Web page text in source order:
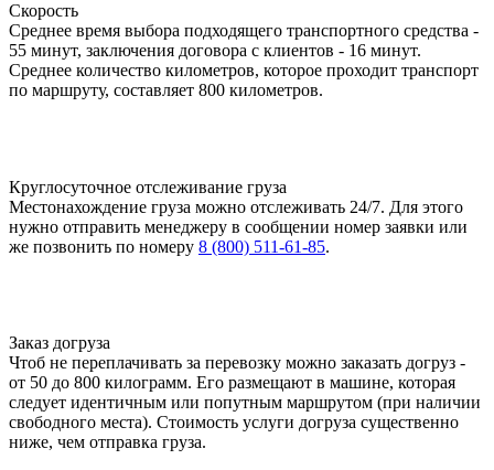
Скорость
Среднее время выбора подходящего транспортного средства -
55 минут, заключения договора с клиентов - 16 минут.
Среднее количество километров, которое проходит транспорт
по маршруту, составляет 800 километров.
Круглосуточное отслеживание груза
Местонахождение груза можно отслеживать 24/7. Для этого
нужно отправить менеджеру в сообщении номер заявки или
же позвонить по номеру 8 (800) 511-61-85.
Заказ догруза
Чтоб не переплачивать за перевозку можно заказать догруз -
от 50 до 800 килограмм. Его размещают в машине, которая
следует идентичным или попутным маршрутом (при наличии
свободного места). Стоимость услуги догруза существенно
ниже, чем отправка груза.